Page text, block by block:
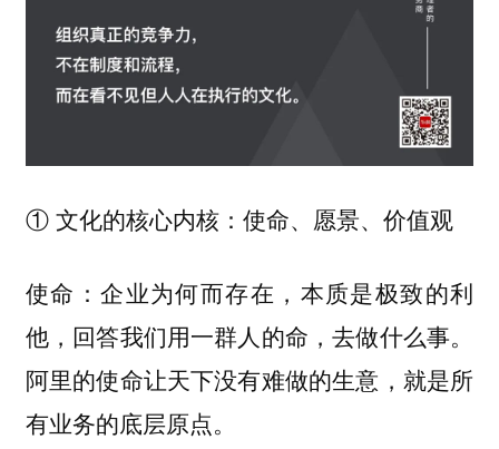
① 文化的核心内核：使命、愿景、价值观
使命：企业为何而存在，本质是极致的利
他，回答我们用一群人的命，去做什么事。
阿里的使命让天下没有难做的生意，就是所
有业务的底层原点。